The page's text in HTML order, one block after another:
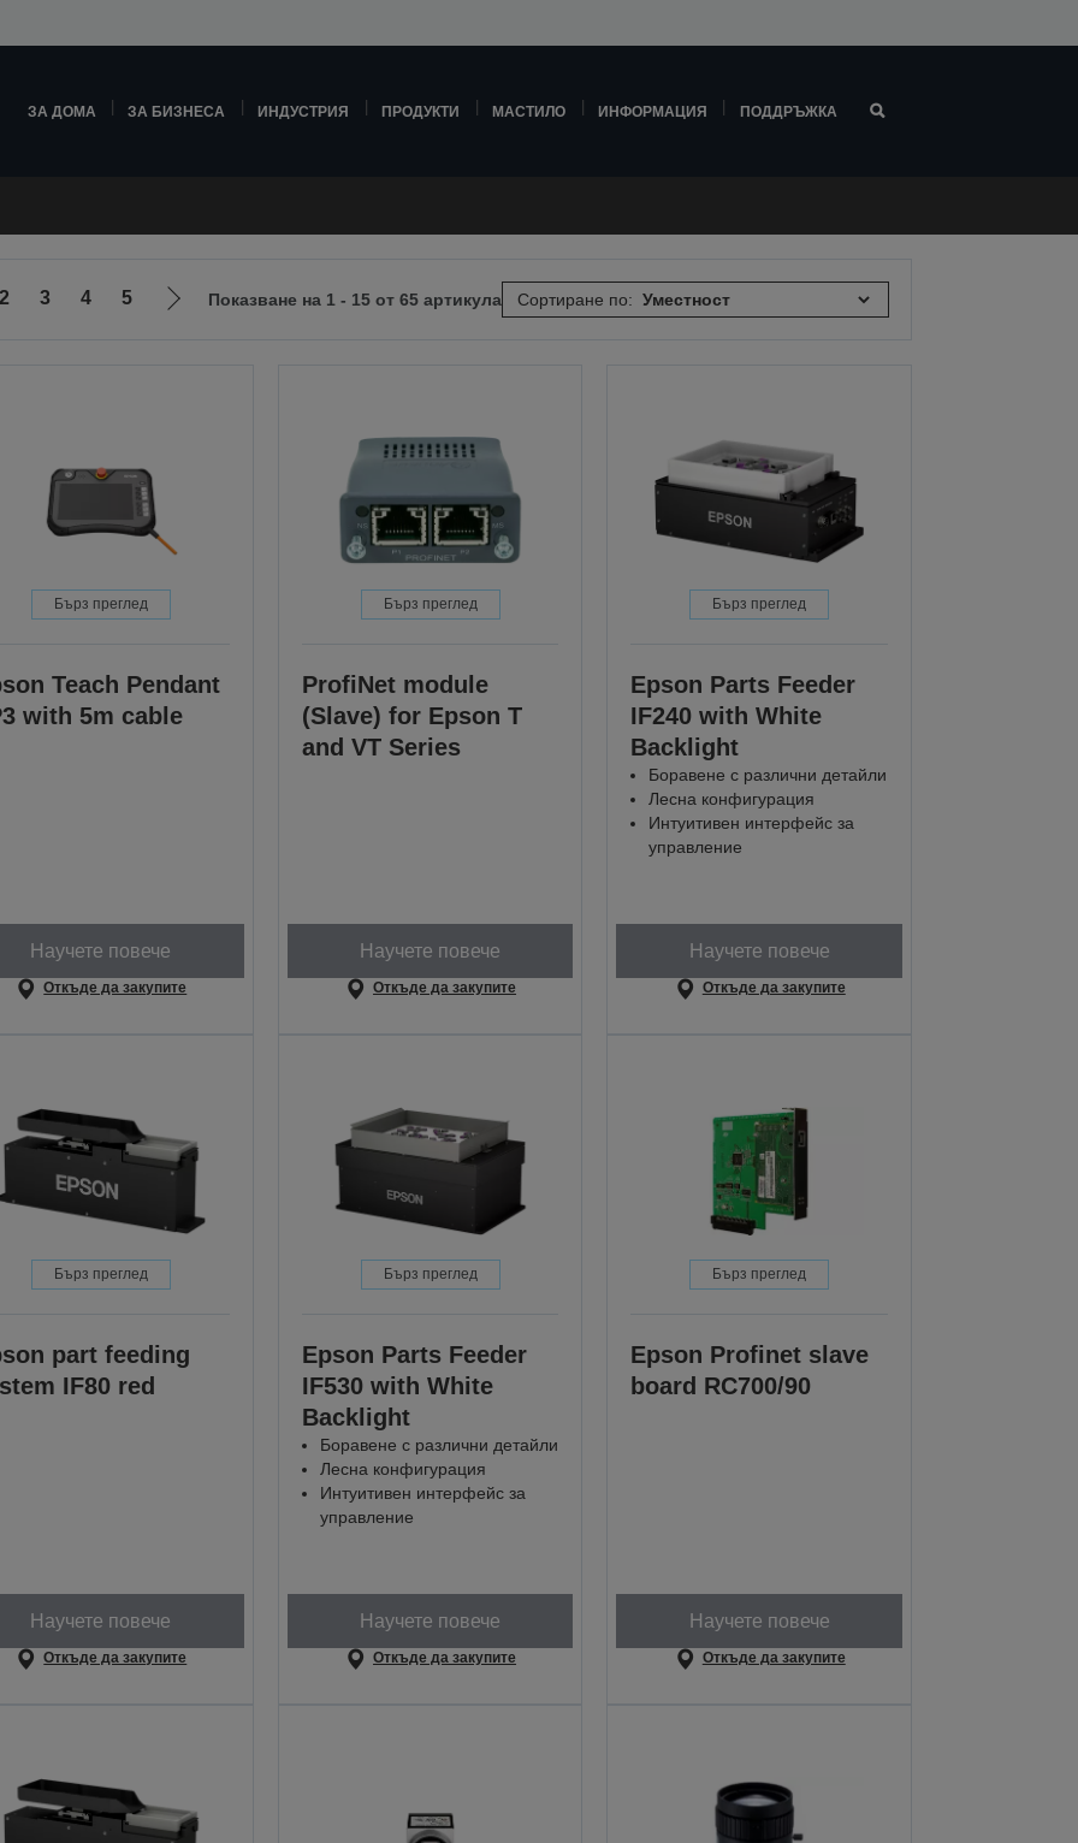
ЗА ДОМА ЗА БИЗНЕСА ИНДУСТРИЯ ПРОДУКТИ МАСТИЛО ИНФОРМАЦИЯ ПОДДРЪЖКА
2 3 4 5
ОтидиПоказване на 1 - 15 от 65 артикула Сортиране по:
Бърз преглед
Teach Pendant
with 5m cable
Научете повече
Откъде да закупите
Бърз преглед
ProfiNet module
(Slave) for Epson T
and VT Series
Научете повече
Откъде да закупите
Бърз преглед
Epson Parts Feeder
IF240 with White
Backlight
Боравене с различни детайли
Лесна конфигурация
Интуитивен интерфейс за
управление
Научете повече
Откъде да закупите
Бърз преглед
part feeding
IF80 red
Научете повече
Откъде да закупите
Бърз преглед
Epson Parts Feeder
IF530 with White
Backlight
Боравене с различни детайли
Лесна конфигурация
Интуитивен интерфейс за
управление
Научете повече
Откъде да закупите
Бърз преглед
Epson Profinet slave
board RC700/90
Научете повече
Откъде да закупите